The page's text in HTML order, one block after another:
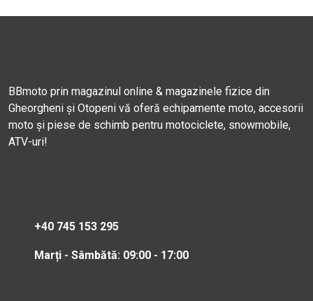
BBmoto prin magazinul online & magazinele fizice din
Gheorgheni și Otopeni vă oferă echipamente moto, accesorii
moto și piese de schimb pentru motociclete, snowmobile,
ATV-uri!
+40 745 153 295
Marți - Sâmbătă: 09:00 - 17:00